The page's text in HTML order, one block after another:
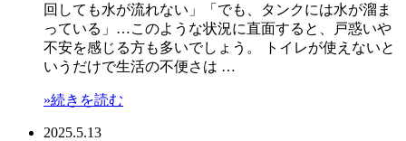
回しても水が流れない」「でも、タンクには水が溜ま
っている」…このような状況に直面すると、戸惑いや
不安を感じる方も多いでしょう。 トイレが使えないと
いうだけで生活の不便さは …
»続きを読む
2025.5.13